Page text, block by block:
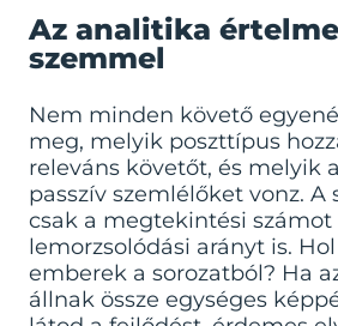
Az analitika
szemmel
Nem minden követő
meg, melyik poszttípus
releváns követőt, és melyik
passzív szemlélőket vonz. A
csak a megtekintési számot
lemorzsolódási arányt is.
emberek a sorozatból? Ha
állnak össze egységes